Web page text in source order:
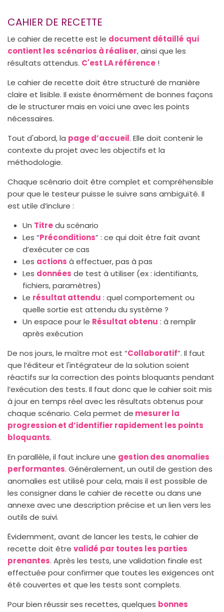
CAHIER DE RECETTE
Le cahier de recette est le document détaillé qui
contient les scénarios à réaliser, ainsi que les
résultats attendus. C'est LA référence !
Le cahier de recette doit être structuré de manière
claire et lisible. Il existe énormément de bonnes façons
de le structurer mais en voici une avec les points
nécessaires.
Tout d'abord, la page d’accueil. Elle doit contenir le
contexte du projet avec les objectifs et la
méthodologie.
Chaque scénario doit être complet et compréhensible
pour que le testeur puisse le suivre sans ambiguïté. Il
est utile d’inclure :
Un Titredu scénario
Les “Préconditions” : ce qui doit être fait avant
d’exécuter ce cas
Les actions à effectuer, pas à pas
Les données de test à utiliser (ex : identifiants,
fichiers, paramètres)
Le résultat attendu : quel comportement ou
quelle sortie est attendu du système ?
Un espace pour le Résultat obtenu : à remplir
après exécution
De nos jours, le maître mot est “Collaboratif”. Il faut
que l’éditeur et l'intégrateur de la solution soient
réactifs sur la correction des points bloquants pendant
l’exécution des tests. Il faut donc que le cahier soit mis
à jour en temps réel avec les résultats obtenus pour
chaque scénario. Cela permet de mesurer la
progression et d’identifier rapidement les points
bloquants.
En parallèle, il faut inclure une gestion des anomalies
performantes. Généralement, un outil de gestion des
anomalies est utilisé pour cela, mais il est possible de
les consigner dans le cahier de recette ou dans une
annexe avec une description précise et un lien vers les
outils de suivi.
Évidemment, avant de lancer les tests, le cahier de
recette doit être validé par toutes les parties
prenantes. Après les tests, une validation finale est
effectuée pour confirmer que toutes les exigences ont
été couvertes et que les tests sont complets.
Pour bien réussir ses recettes, quelques bonnes